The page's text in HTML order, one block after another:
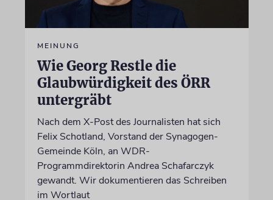
MEINUNG
Wie Georg Restle die
Glaubwürdigkeit des ÖRR
untergräbt
Nach dem X-Post des Journalisten hat sich
Felix Schotland, Vorstand der Synagogen-
Gemeinde Köln, an WDR-
Programmdirektorin Andrea Schafarczyk
gewandt. Wir dokumentieren das Schreiben
im Wortlaut